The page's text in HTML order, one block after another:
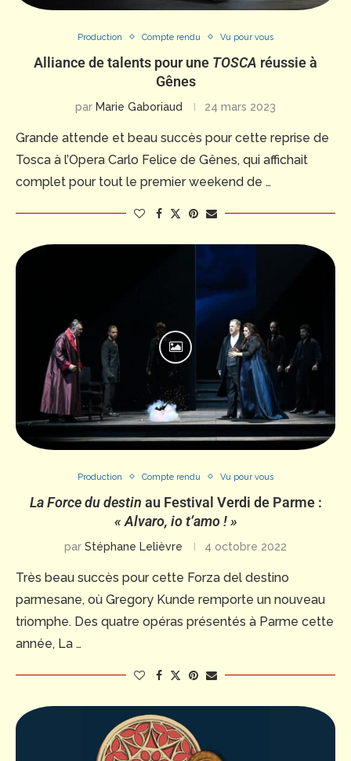
Production Compte rendu Vu pour vous
Alliance de talents pour une TOSCA réussie à
Gênes
par Marie Gaboriaud 24 mars 2023
Grande attende et beau succès pour cette reprise de
Tosca à l’Opera Carlo Felice de Gênes, qui affichait
complet pour tout le premier weekend de …
Production Compte rendu Vu pour vous
La Force du destin au Festival Verdi de Parme :
« Alvaro, io t’amo ! »
par Stéphane Lelièvre 4 octobre 2022
Très beau succès pour cette Forza del destino
parmesane, où Gregory Kunde remporte un nouveau
triomphe. Des quatre opéras présentés à Parme cette
année, La …